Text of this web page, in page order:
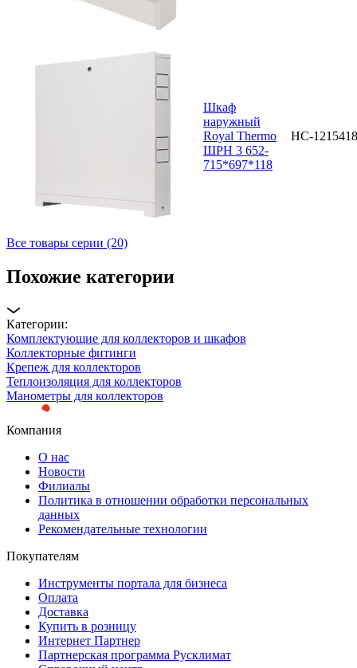
Шкаф
наружный
Royal Thermo
ШРН 3 652-
715*697*118
НС-1215418
Все товары серии (20)
Похожие категории
Категории:
Комплектующие для коллекторов и шкафов
Коллекторные фитинги
Крепеж для коллекторов
Теплоизоляция для коллекторов
Манометры для коллекторов
Компания
О нас
Новости
Филиалы
Политика в отношении обработки персональных
данных
Рекомендательные технологии
Покупателям
Инструменты портала для бизнеса
Оплата
Доставка
Купить в розницу
Интернет Партнер
Партнерская программа Русклимат